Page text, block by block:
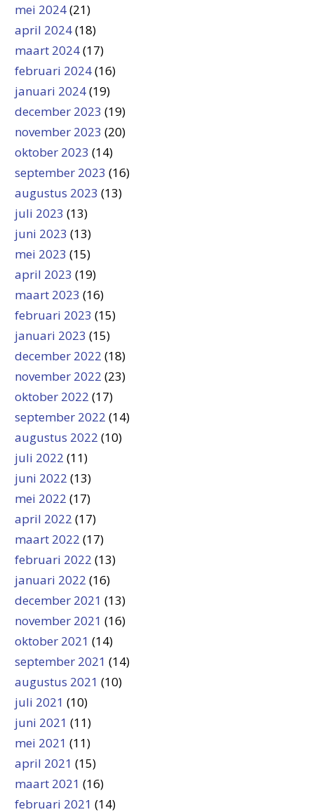
mei 2024(21)
april 2024(18)
maart 2024(17)
februari 2024(16)
januari 2024(19)
december 2023 (19)
november 2023 (20)
oktober 2023 (14)
september 2023 (16)
augustus 2023 (13)
juli 2023 (13)
juni 2023 (13)
mei 2023 (15)
april 2023 (19)
maart 2023 (16)
februari 2023 (15)
januari 2023 (15)
december 2022 (18)
november 2022 (23)
oktober 2022 (17)
september 2022 (14)
augustus 2022 (10)
juli 2022 (11)
juni 2022 (13)
mei 2022 (17)
april 2022 (17)
maart 2022 (17)
februari 2022 (13)
januari 2022 (16)
december 2021 (13)
november 2021 (16)
oktober 2021 (14)
september 2021 (14)
augustus 2021 (10)
juli 2021 (10)
juni 2021 (11)
mei 2021 (11)
april 2021 (15)
maart 2021 (16)
februari 2021 (14)